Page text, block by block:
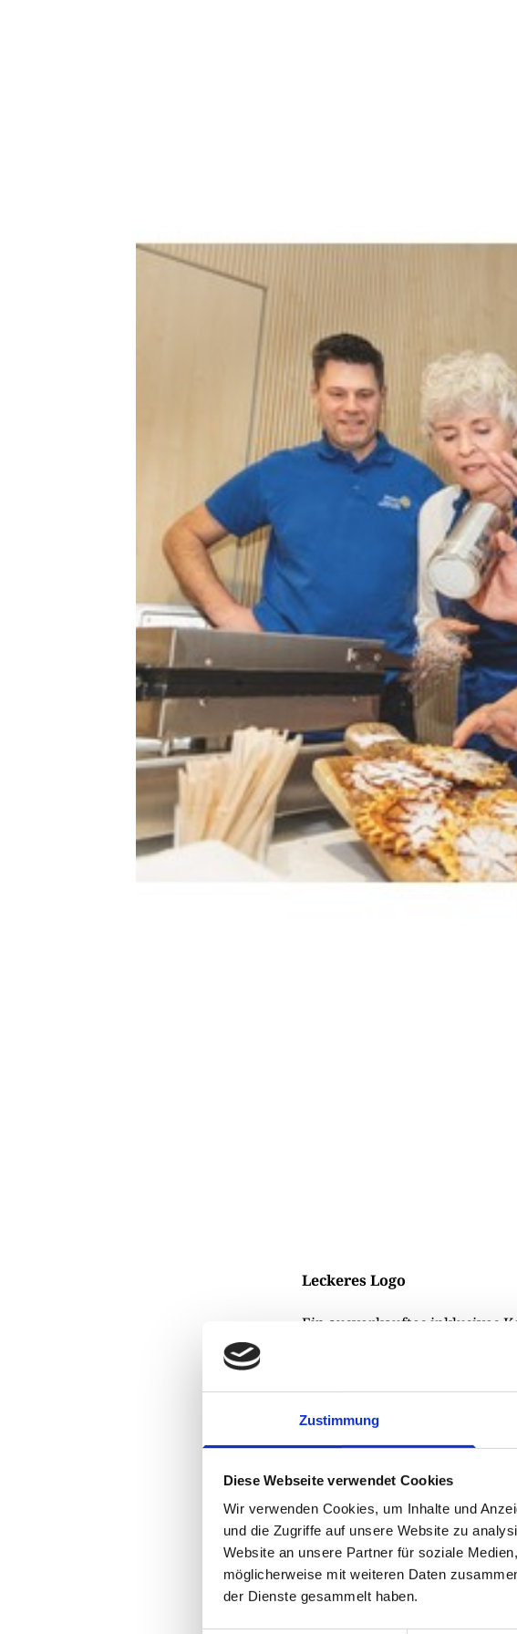
Zustimmung
Diese Webseite verwendet Cookies
Wir verwenden Cookies, um Inhalte und
und die Zugriffe auf unsere Website zu
Website an unsere Partner für soziale
möglicherweise mit weiteren Daten
der Dienste gesammelt haben.
Leckeres Logo
Ein ausverkauftes inklusives
Wohnheim für behinderte
Räder gegen eine Spende an
Gerät, mit dem sich schnell
abarbeiten lassen.
Sie wollen auch so ein
Weitere Berichte und
Teilen
Sharing
Optionen
Drucken